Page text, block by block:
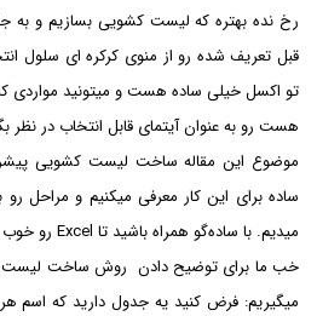
رخ نده بهتره که لیست کشویی بسازیم و به
قبل تعریف شده رو از منوی کرکره ای سلول
تو اکسل خیلی ساده هست و میتونید مواردی
هست رو به عنوان آیتمای قابل انتخاب در نظر
موضوع این مقاله ساخت لیست کشویی
ساده برای این کار معرفی میکنیم و مراحل
میدیم. با ساده‌گو همراه باشید تا Excel رو خوب و حرفه ای یاد بگیرید.
خب ما برای توضیح دادن روش ساخت لیست